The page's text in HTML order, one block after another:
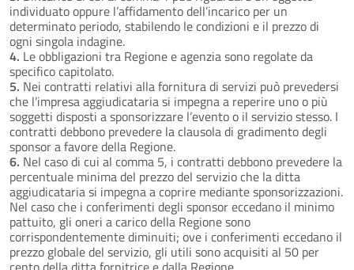
individuato oppure l’affidamento dell’incarico per un
determinato periodo, stabilendo le condizioni e il prezzo di
ogni singola indagine.
4. Le obbligazioni tra Regione e agenzia sono regolate da
specifico capitolato.
5. Nei contratti relativi alla fornitura di servizi può prevedersi
che l’impresa aggiudicataria si impegna a reperire uno o più
soggetti disposti a sponsorizzare l’evento o il servizio stesso. I
contratti debbono prevedere la clausola di gradimento degli
sponsor a favore della Regione.
6. Nel caso di cui al comma 5, i contratti debbono prevedere la
percentuale minima del prezzo del servizio che la ditta
aggiudicataria si impegna a coprire mediante sponsorizzazioni.
Nel caso che i conferimenti degli sponsor eccedano il minimo
pattuito, gli oneri a carico della Regione sono
corrispondentemente diminuiti; ove i conferimenti eccedano il
prezzo globale del servizio, gli utili sono acquisiti al 50 per